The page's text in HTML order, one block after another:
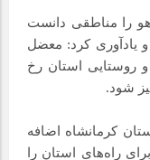
را مناطقی دانست
و یادآوری کرد: معضل
روستایی استان رخ
شود.
کرمانشاه اضافه
راه‌های استان را